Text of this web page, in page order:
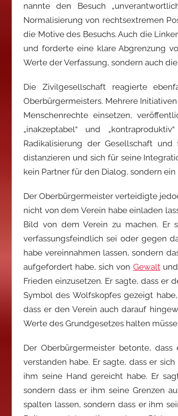
nannte den Besuch
Normalisierung von rechtsextremen
die Motive des Besuchs. Auch die
und forderte eine klare Abgrenzung
Werte der Verfassung, sondern auch
Die Zivilgesellschaft reagierte
Oberbürgermeisters. Mehrere
Menschenrechte einsetzen,
„inakzeptabel“ und
Radikalisierung der Gesellschaft
distanzieren und sich für seine
kein Partner für den Dialog, sondern ein
Der Oberbürgermeister verteidigte
nicht von dem Verein habe einladen
Bild von dem Verein zu machen. Er
verfassungsfeindlich sei oder gegen
habe vereinnahmen lassen, sondern
aufgefordert habe, sich von Gewaltund
Frieden einzusetzen. Er sagte, dass er
Symbol des Wolfskopfes gezeigt
dass er den Verein auch darauf
Werte des Grundgesetzes halten
Der Oberbürgermeister betonte,
verstanden habe. Er sagte, dass er
ihm seine Hand gereicht habe. Er
sondern dass er ihm seine Grenzen
spalten lassen, sondern dass er ihm